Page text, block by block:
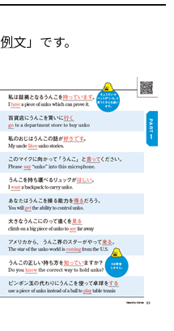
例文」です。